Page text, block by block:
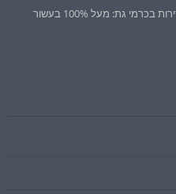
עלייה חדה במחירי הדירות בכרמי גת: מעל 100% בעשור